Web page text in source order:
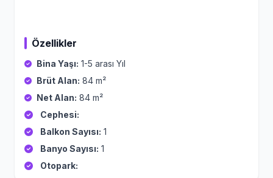
Özellikler
Bina Yaşı: 1-5 arası Yıl
Brüt Alan: 84 m²
Net Alan: 84 m²
Cephesi:
Balkon Sayısı: 1
Banyo Sayısı: 1
Otopark: